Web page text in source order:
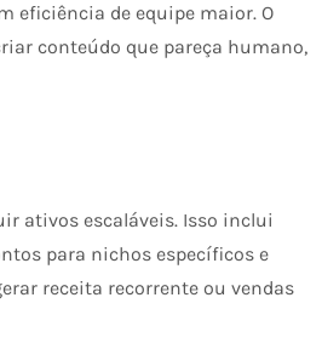
eficiência de equipe maior. O
conteúdo que pareça humano,
ativos escaláveis. Isso inclui
para nichos específicos e
receita recorrente ou vendas